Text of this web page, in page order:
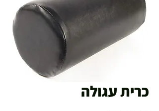
כרית עגולה